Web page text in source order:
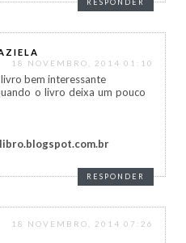
RESPONDER
18 NOVEMBRO, 2014 01:10
bem interessante
o livro deixa um pouco
RESPONDER
18 NOVEMBRO, 2014 07:26